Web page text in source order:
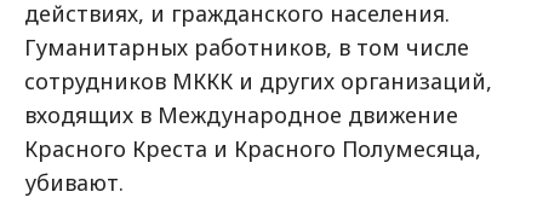
действиях, и гражданского населения.
Гуманитарных работников, в том числе
сотрудников МККК и других организаций,
входящих в Международное движение
Красного Креста и Красного Полумесяца,
убивают.